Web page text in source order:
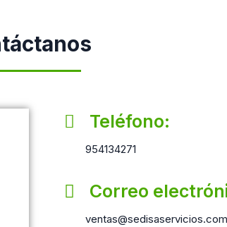
Teléfono:
954134271
Correo
ventas@sedisaservicios.com